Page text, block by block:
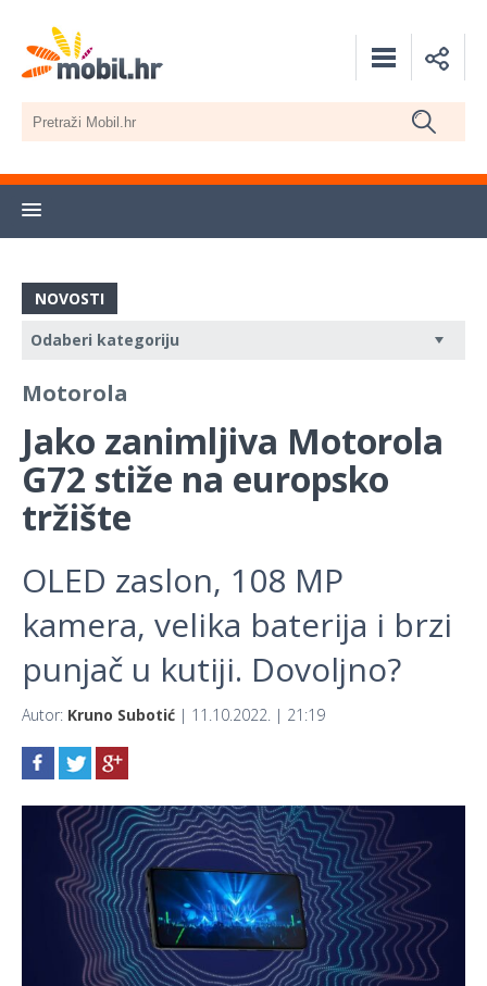
NOVOSTI
Motorola
Jako zanimljiva Motorola
G72 stiže na europsko
tržište
OLED zaslon, 108 MP
kamera, velika baterija i brzi
punjač u kutiji. Dovoljno?
Autor: Kruno Subotić | 11.10.2022. | 21:19